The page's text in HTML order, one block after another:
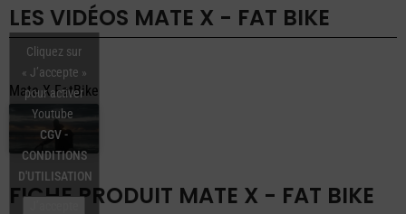
LES VIDÉOS MATE X - FAT BIKE
Mate X FatBike
Cliquez sur
« J’accepte »
pour activer
Youtube
CGV -
CONDITIONS
D'UTILISATION
FICHE PRODUIT MATE X - FAT BIKE